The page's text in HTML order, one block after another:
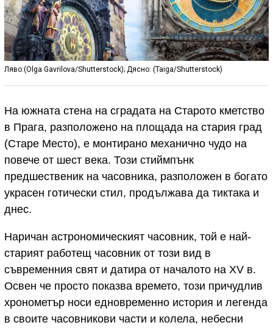
Ляво:(Olga Gavrilova/Shutterstock); Дясно: (Taiga/Shutterstock)
На южната стена на сградата на Старото кметство
в Прага, разположено на площада на стария град
(Старе Место), е монтирано механично чудо на
повече от шест века. Този стиймпънк
предшественик на часовника, разположен в богато
украсен готически стил, продължава да тиктака и
днес.
Наричан астрономическият часовник, той е най-
старият работещ часовник от този вид в
съвременния свят и датира от началото на XV в.
Освен че просто показва времето, този причудлив
хронометър носи едновременно история и легенда
в своите часовникови части и колела, небесни